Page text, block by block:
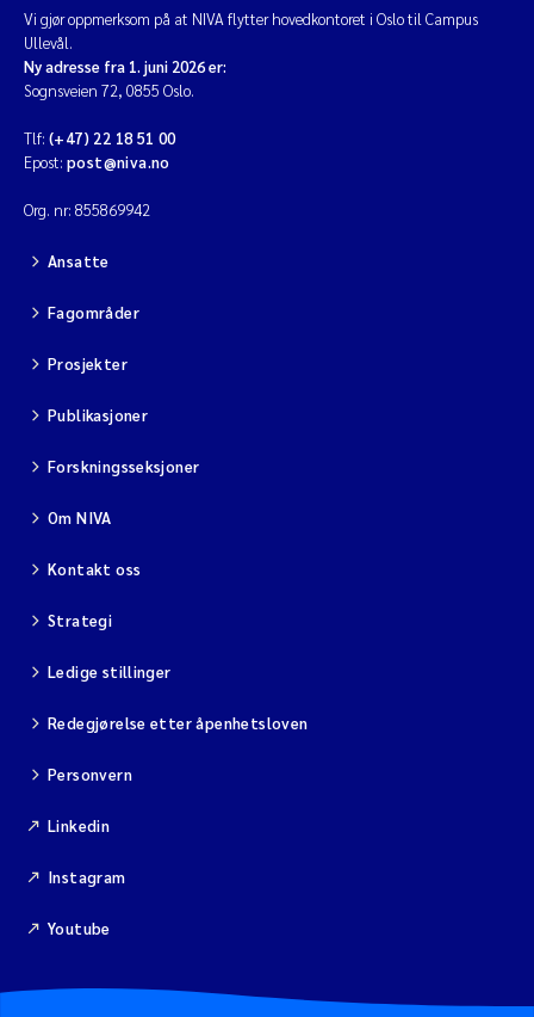
Vi gjør oppmerksom på at NIVA flytter hovedkontoret i Oslo til Campus
Ullevål.
Ny adresse fra 1. juni 2026 er:
Sognsveien 72, 0855 Oslo.
Tlf: (+47) 22 18 51 00
Epost: post@niva.no
Org. nr: 855869942
Ansatte
Fagområder
Prosjekter
Publikasjoner
Forskningsseksjoner
Om NIVA
Kontakt oss
Strategi
Ledige stillinger
Redegjørelse etter åpenhetsloven
Personvern
Linkedin
Instagram
Youtube